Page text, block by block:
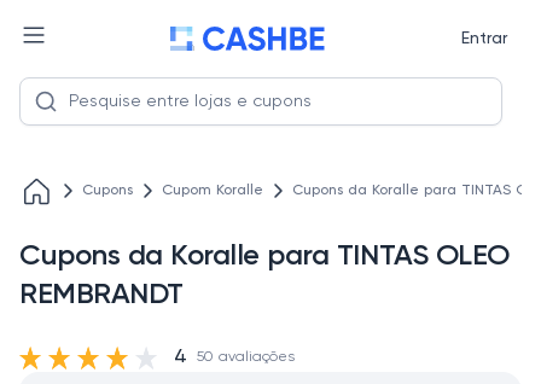
Entrar
Cupons Cupom Koralle Cupons da Koralle para TINTAS
Cupons da Koralle para TINTAS OLEO
REMBRANDT
4 50 avaliações